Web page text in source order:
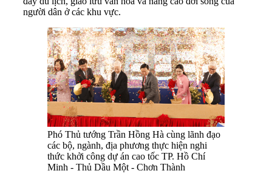
người dân ở các khu vực.
Phó Thủ tướng Trần Hồng Hà cùng lãnh đạo
các bộ, ngành, địa phương thực hiện nghi
thức khởi công dự án cao tốc TP. Hồ Chí
Minh - Thủ Dầu Một - Chơn Thành